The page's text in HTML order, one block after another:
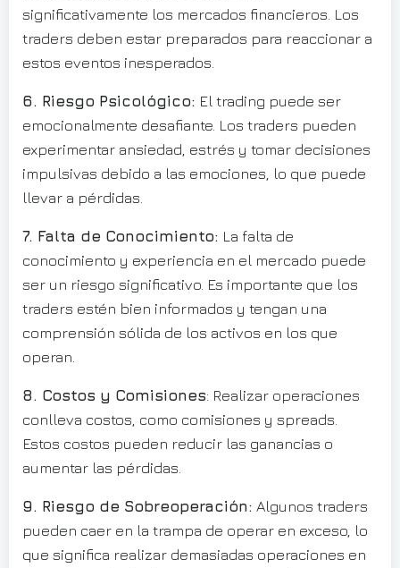
significativamente los mercados financieros. Los
traders deben estar preparados para reaccionar a
estos eventos inesperados.
6. Riesgo Psicológico: El trading puede ser
emocionalmente desafiante. Los traders pueden
experimentar ansiedad, estrés y tomar decisiones
impulsivas debido a las emociones, lo que puede
llevar a pérdidas.
7. Falta de Conocimiento: La falta de
conocimiento y experiencia en el mercado puede
ser un riesgo significativo. Es importante que los
traders estén bien informados y tengan una
comprensión sólida de los activos en los que
operan.
8. Costos y Comisiones: Realizar operaciones
conlleva costos, como comisiones y spreads.
Estos costos pueden reducir las ganancias o
aumentar las pérdidas.
9. Riesgo de Sobreoperación: Algunos traders
pueden caer en la trampa de operar en exceso, lo
que significa realizar demasiadas operaciones en